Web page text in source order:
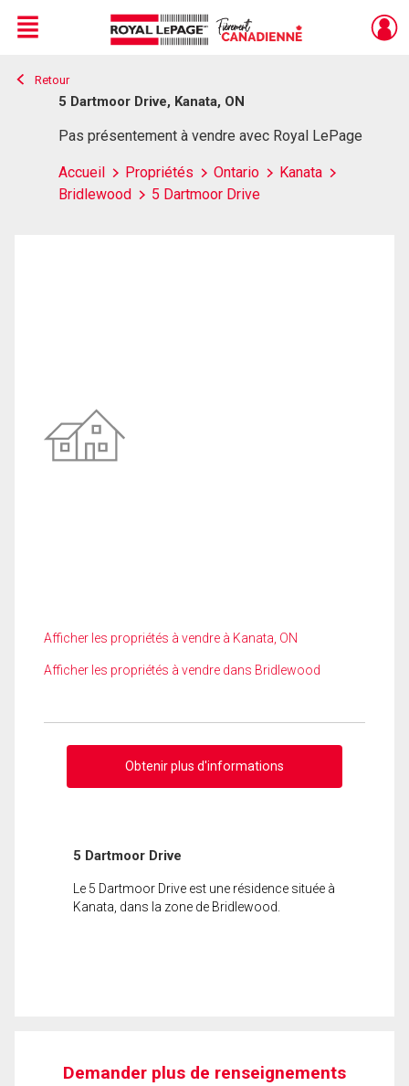
Live
En Direct
Menu
Retour
5 Dartmoor Drive, Kanata, ON
Pas présentement à vendre avec Royal LePage
Accueil Propriétés Ontario
Kanata
Bridlewood
5 Dartmoor Drive
Afficher les propriétés à vendre à Kanata, ON
Afficher les propriétés à vendre dans Bridlewood
Obtenir plus d'informations
5 Dartmoor Drive
Le 5 Dartmoor Drive est une résidence située à
Kanata, dans la zone de Bridlewood.
Demander plus de renseignements